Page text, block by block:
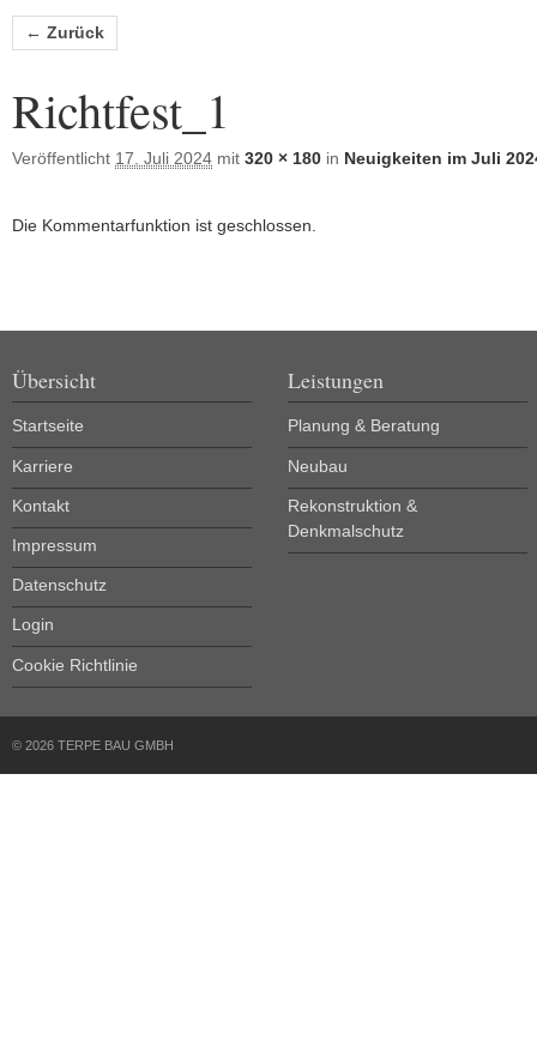
Bilder-Navigation
← Zurück
Richtfest_1
Veröffentlicht 17. Juli 2024 mit 320 × 180 in Neuigkeiten im Juli
Die Kommentarfunktion ist geschlossen.
Übersicht
Startseite
Karriere
Kontakt
Impressum
Datenschutz
Login
Cookie Richtlinie
Leistungen
Planung & Beratung
Neubau
Rekonstruktion &
Denkmalschutz
© 2026 TERPE BAU GMBH